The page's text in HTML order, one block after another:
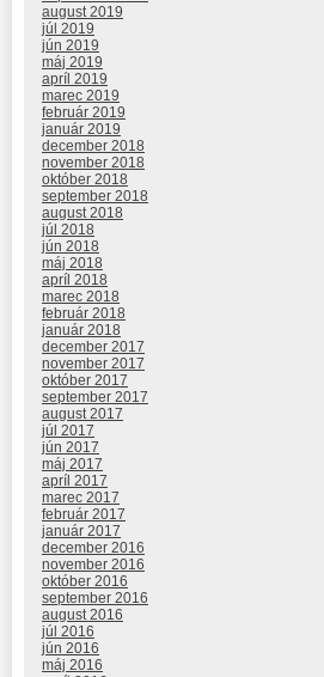
august 2019
júl 2019
jún 2019
máj 2019
apríl 2019
marec 2019
február 2019
január 2019
december 2018
november 2018
október 2018
september 2018
august 2018
júl 2018
jún 2018
máj 2018
apríl 2018
marec 2018
február 2018
január 2018
december 2017
november 2017
október 2017
september 2017
august 2017
júl 2017
jún 2017
máj 2017
apríl 2017
marec 2017
február 2017
január 2017
december 2016
november 2016
október 2016
september 2016
august 2016
júl 2016
jún 2016
máj 2016